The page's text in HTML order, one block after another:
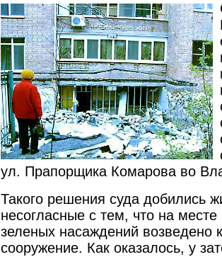
ул. Прапорщика Комарова во
Такого решения суда добились
несогласные с тем, что на
зеленых насаждений возведено
сооружение. Как оказалось, у